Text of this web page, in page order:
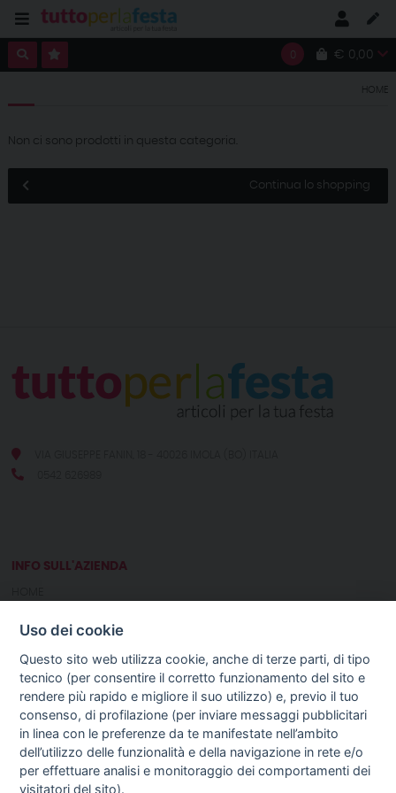
0 € 0,00
HOME
Non ci sono prodotti in questa categoria.
Continua lo shopping
INFO SULL'AZIENDA
NOTIZIE
GUIDA AGLI ACQUISTI
PROCEDURA DI ACQUISTO
DIRITTO DI RECESSO
SPEDIZIONI E COSTI
Uso dei cookie
Questo sito web utilizza cookie, anche di terze parti, di tipo
tecnico (per consentire il corretto funzionamento del sito e
rendere più rapido e migliore il suo utilizzo) e, previo il tuo
consenso, di profilazione (per inviare messaggi pubblicitari
in linea con le preferenze da te manifestate nell’ambito
dell’utilizzo delle funzionalità e della navigazione in rete e/o
per effettuare analisi e monitoraggio dei comportamenti dei
visitatori del sito).